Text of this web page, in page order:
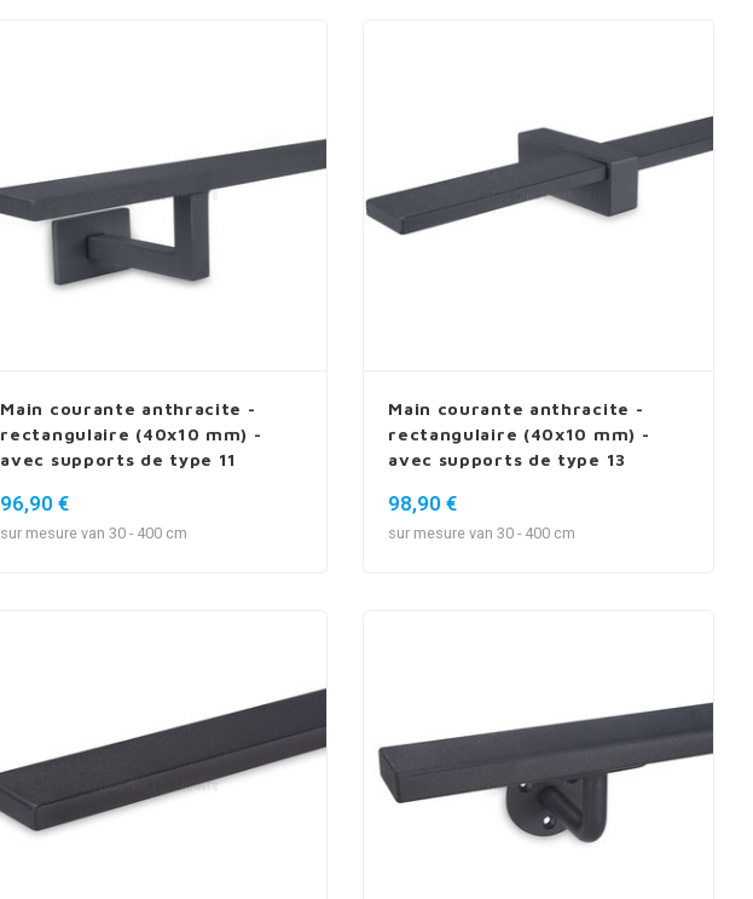
Main courante anthracite -
rectangulaire (40x10 mm) -
avec supports de type 11
96,90 €
sur mesure van 30 - 400 cm
Main courante anthracite -
rectangulaire (40x10 mm) -
avec supports de type 13
98,90 €
sur mesure van 30 - 400 cm